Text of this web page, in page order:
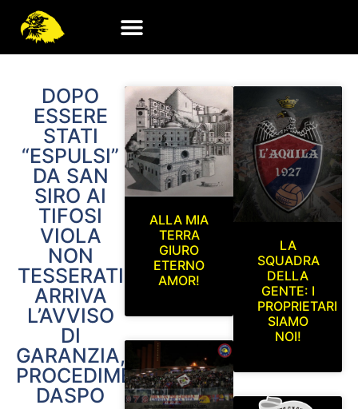
DOPO
ESSERE
STATI
“ESPULSI”
DA SAN
SIRO AI
TIFOSI
VIOLA
NON
TESSERATI
ARRIVA
L’AVVISO
DI
GARANZIA,
PROCEDIMENTO
DASPO
ALLA MIA
TERRA
GIURO
ETERNO
AMOR!
LA
SQUADRA
DELLA
GENTE: I
PROPRIETARI
SIAMO
NOI!